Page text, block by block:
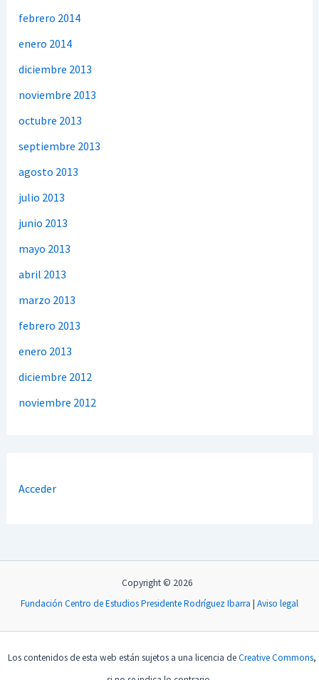
febrero 2014
enero 2014
diciembre 2013
noviembre 2013
octubre 2013
septiembre 2013
agosto 2013
julio 2013
junio 2013
mayo 2013
abril 2013
marzo 2013
febrero 2013
enero 2013
diciembre 2012
noviembre 2012
Acceder
Copyright © 2026
Fundación Centro de Estudios Presidente Rodríguez Ibarra | Aviso legal
Los contenidos de esta web están sujetos a una licencia deCreative Commons,